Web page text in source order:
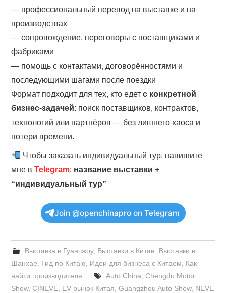
— профессиональный перевод на выставке и на
производствах
— сопровождение, переговоры с поставщиками и
фабриками
— помощь с контактами, договорённостями и
последующими шагами после поездки
Формат подходит для тех, кто едетс конкретной
бизнес-задачей: поиск поставщиков, контрактов,
технологий или партнёров — без лишнего хаоса и
потери времени.
Чтобы заказать индивидуальный тур, напишите
мне вTelegram: название выставки +
“индивидуальный тур”
Join @openchinapro on Telegram
Выставка в Гуанчжоу, Выставки в Китае
Выставки в
Шанхае
Гид по Китаю Идеи для бизнеса с Китаем
Как
найти производителя
Auto China Chengdu Motor
Show,CINEVE EV рынок Китая ,Guangzhou Auto Show, NEVE